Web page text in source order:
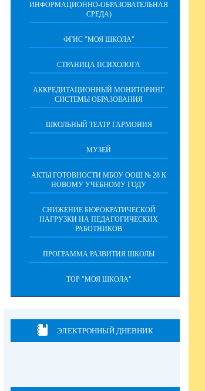
ИНФОРМАЦИОННО-ОБРАЗОВАТЕЛЬНАЯ
СРЕДА)
ФГИС "МОЯ ШКОЛА"
СТРАНИЦА ПСИХОЛОГА
АККРЕДИТАЦИОННЫЙ МОНИТОРИНГ
СИСТЕМЫ ОБРАЗОВАНИЯ
ШКОЛЬНЫЙ ТЕАТР ГАРМОНИЯ
МУЗЕЙ
АКТЫ ГОТОВНОСТИ МБОУ ООШ № 28 К
НОВОМУ УЧЕБНОМУ ГОДУ
СНИЖЕНИЕ БЮРОКРАТИЧЕСКОЙ
НАГРУЗКИ НА ПЕДАГОГИЧЕСКИХ
РАБОТНИКОВ
ПРОГРАММА РАЗВИТИЯ ШКОЛЫ
ТОР "МОЯ ШКОЛА"
ЭЛЕКТРОННЫЙ ДНЕВНИК